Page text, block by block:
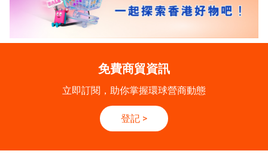
免費商貿資訊
立即訂閱，助你掌握環球營商動態
登記 >